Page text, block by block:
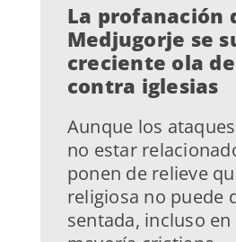
La profanación
Medjugorje se
creciente ola
contra iglesias
Aunque los
no estar
ponen de relieve
religiosa no puede
sentada, incluso